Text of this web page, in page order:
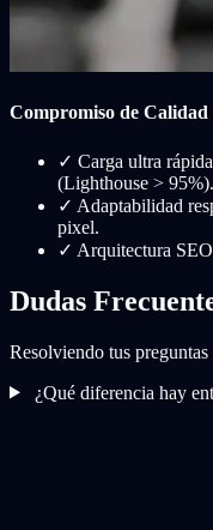
Compromiso de Calidad
✓ Carga ultra
(Lighthouse > 95%).
✓ Adaptabilidad
pixel.
✓ Arquitectura
Dudas
Resolviendo tus
¿Qué diferencia hay